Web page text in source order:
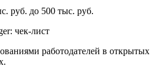
руб. до 500 тыс. руб.
чек-лист
работодателей в открытых